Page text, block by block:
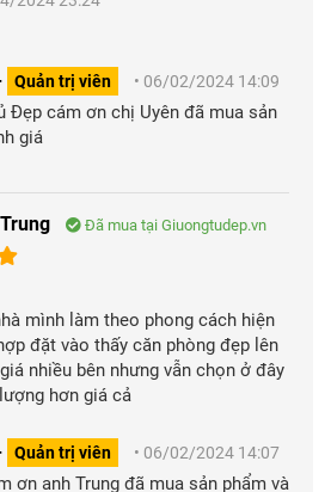
Quản trị viên • 06/02/2024 14:09
Đẹp cám ơn chị Uyên đã mua sản
giá
Đã mua tại Giuongtudep.vn
mình làm theo phong cách hiện
đặt vào thấy căn phòng đẹp lên
nhiều bên nhưng vẫn chọn ở đây
hơn giá cả
Quản trị viên • 06/02/2024 14:07
ơn anh Trung đã mua sản phẩm và